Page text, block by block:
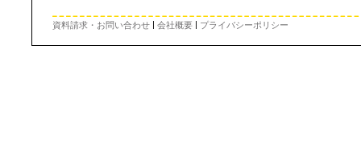
資料請求・お問い合わせ | 会社概要 | プライバシーポリシー